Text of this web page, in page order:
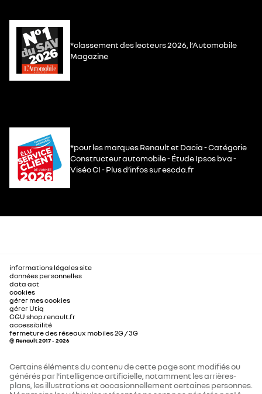
*classement des lecteurs 2026, l’Automobile
Magazine
*pour les marques Renault et Dacia - Catégorie
Constructeur automobile - Étude Ipsos bva -
Viséo CI - Plus d’infos sur escda.fr
informations légales site
données personnelles
data act
cookies
gérer mes cookies
gérer Utiq
CGU shop.renault.fr
accessibilité
fermeture des réseaux mobiles 2G / 3G
© Renault 2017 - 2026
Certains éléments du contenu de cette page sont modifiés ou
générés par l'intelligence artificielle, notamment les arrières-
plans, les illustrations et occasionnellement certaines personnes.